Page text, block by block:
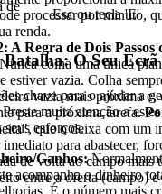
de
Esc ou tecla 'E'
O Seu
chave para o ajudar a
muita atenção a
seus esforços.
Ganhos:
acompanha o dinheiro
É o número mais
processar por minuto,
renda.
A Regra de Dois Passos
colha uma única
estiver vazia. Colha
vazia mais próxima e,
para a próxima tarefa.
que o deixa com um
para abastecer,
de volta ao campo mais
entre a oferta (campo) e